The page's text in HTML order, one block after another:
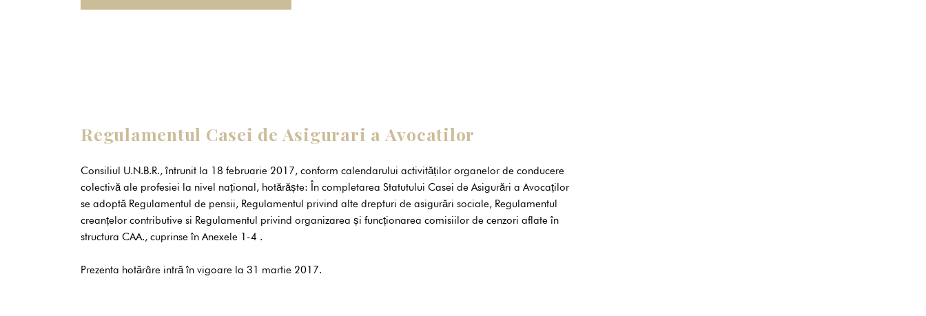
Regulamentul Casei de Asigurari a Avocatilor
Consiliul U.N.B.R., întrunit la 18 februarie 2017, conform calendarului activităților organelor de conducere
colectivă ale profesiei la nivel național, hotărăște: În completarea Statutului Casei de Asigurări a Avocaților
se adoptă Regulamentul de pensii, Regulamentul privind alte drepturi de asigurări sociale, Regulamentul
creanțelor contributive si Regulamentul privind organizarea și funcționarea comisiilor de cenzori aflate în
structura CAA., cuprinse în Anexele 1-4 .
Prezenta hotărâre intră în vigoare la 31 martie 2017.